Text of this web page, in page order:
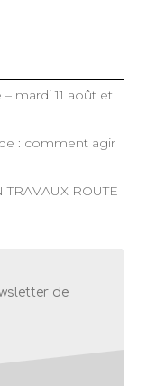
mardi 11 août et
: comment agir
ROUTE
de